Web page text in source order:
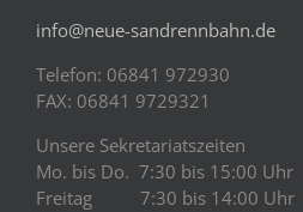
info@neue-sandrennbahn.de
Telefon: 06841 972930
FAX: 06841 9729321
Unsere Sekretariatszeiten
Mo. bis Do. 7:30 bis 15:00 Uhr
Freitag 7:30 bis 14:00 Uhr